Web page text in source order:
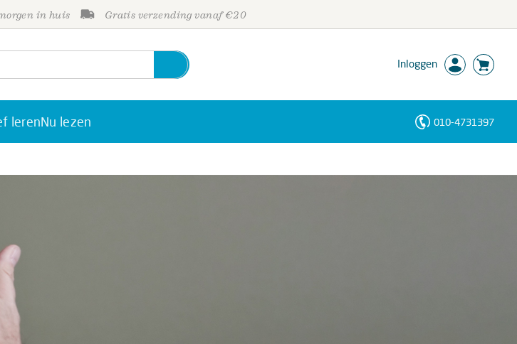
in huis Gratis verzending vanaf €20
Inloggen
lerenNu lezen 010-4731397
Personen